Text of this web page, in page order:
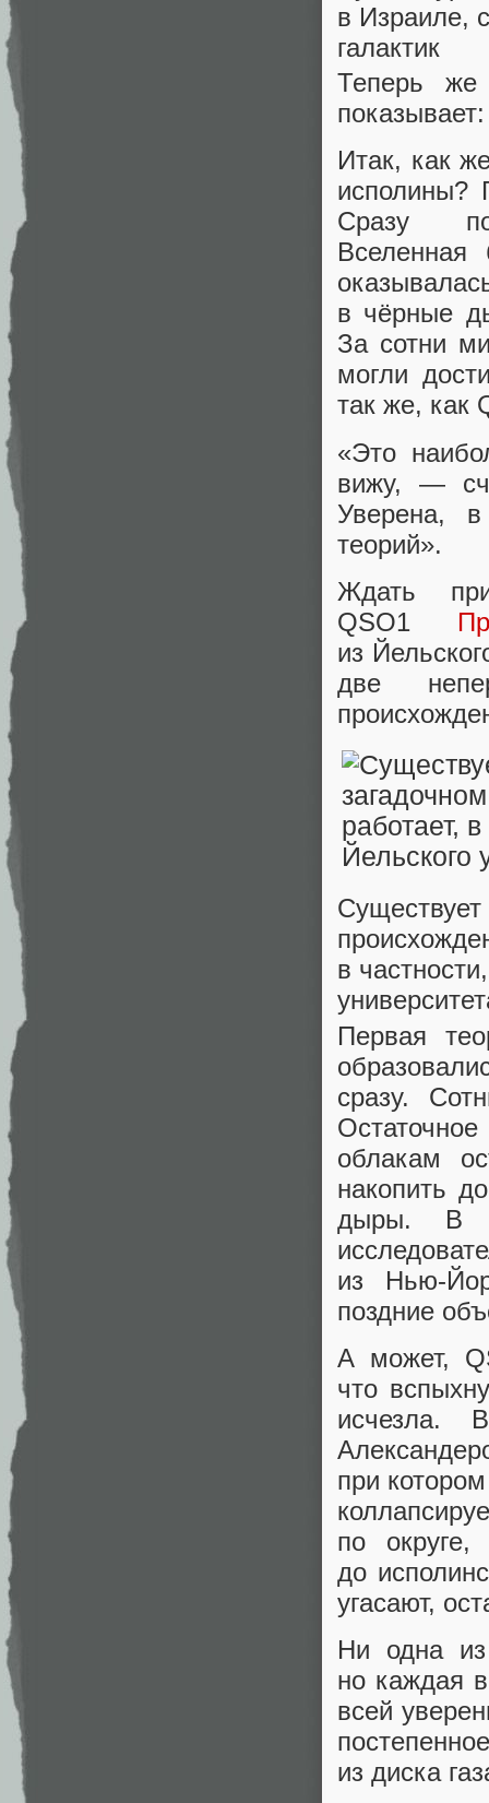
в Израиле,
галактик
Теперь же
Итак, как
исполины?
Сразу
Вселенная
в чёрные
За сотни
могли
так же, как
«Это
вижу, —
Уверена,
теорий».
Ждать
QSO1
из
две
Существует
в
Первая
сразу.
облакам
накопить
дыры. В
из
поздние
А может,
что
исчезла.
при
по округе,
до
угасают,
Ни одна
но каждая
всей
из диска